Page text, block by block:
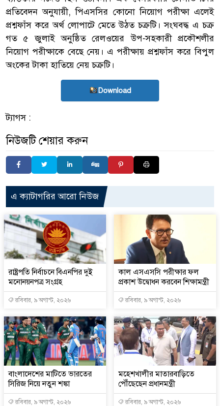
প্রতিবেদন অনুযায়ী, পিএসসির কোনো নিয়োগ পরীক্ষা এলেই
প্রশ্নফাঁস করে অর্থ লোপাটে মেতে উঠত চক্রটি। সংঘবদ্ধ এ চক্র
গত ৫ জুলাই অনুষ্ঠিত রেলওয়ের উপ-সহকারী প্রকৌশলীর
নিয়োগ পরীক্ষাকে বেছে নেয়। এ পরীক্ষায় প্রশ্নফাঁস করে বিপুল
অংকের টাকা হাতিয়ে নেয় চক্রটি।
Download
ট্যাগস :
নিউজটি শেয়ার করুন
এ ক্যাটাগরির আরো নিউজ
রাষ্ট্রপতি নির্বাচনে বিএনপির দুই
মনোনয়নপত্র সংগ্রহ
রবিবার, ৯ অগাস্ট, ২০২৬
কাল এসএসসি পরীক্ষার ফল
প্রকাশ উদ্বোধন করবেন শিক্ষামন্ত্রী
রবিবার, ৯ অগাস্ট, ২০২৬
বাংলাদেশের মাটিতে ভারতের
সিরিজ নিয়ে নতুন শঙ্কা
রবিবার, ৯ অগাস্ট, ২০২৬
মহেশখালীর মাতারবাড়িতে
পৌঁছেছেন প্রধানমন্ত্রী
রবিবার, ৯ অগাস্ট, ২০২৬